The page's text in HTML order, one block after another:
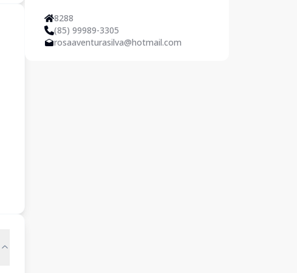
8288
(85) 99989-3305
rosaaventurasilva@hotmail.com